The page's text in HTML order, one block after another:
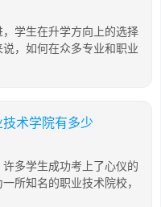
学生在升学方向上的选择
，如何在众多专业和职业
术学院有多少
多学生成功考上了心仪的
所知名的职业技术院校，